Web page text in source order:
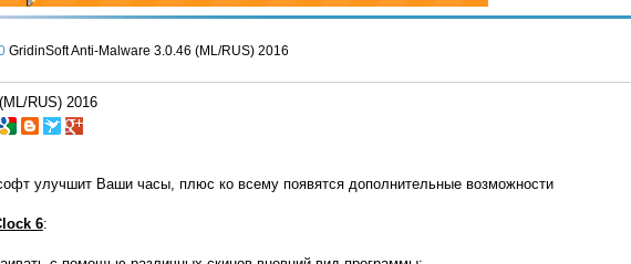
GridinSoft Anti-Malware 3.0.46 (ML/RUS) 2016
RUS) 2016
улучшит Ваши часы, плюс ко всему появятся дополнительные возможности
6: